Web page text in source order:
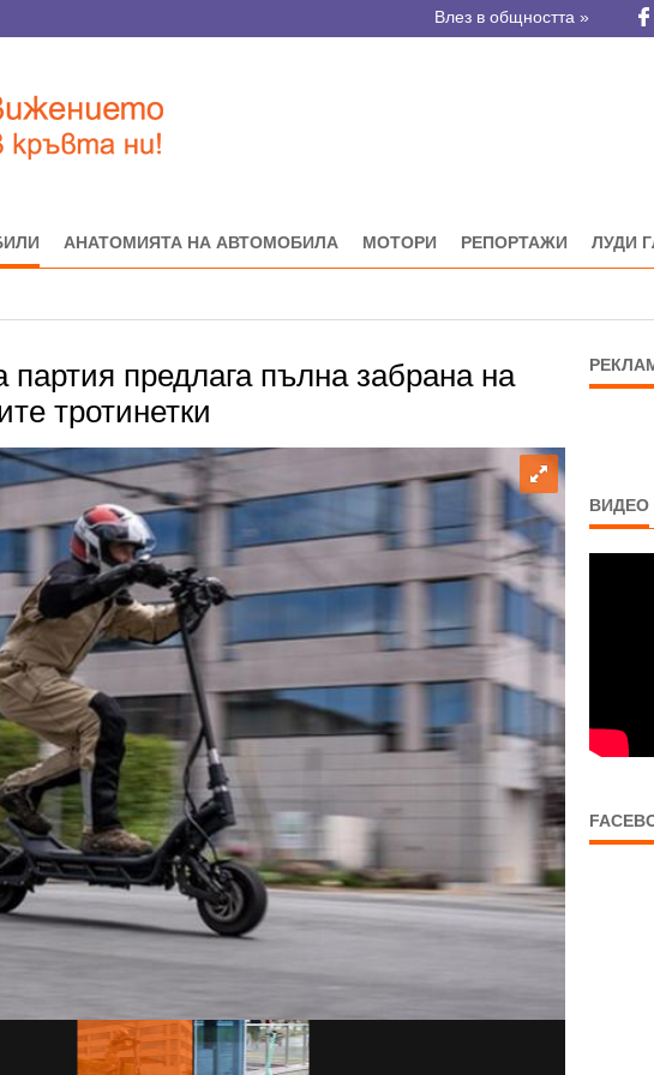
Влез в общността »
АНАТОМИЯТА НА АВТОМОБИЛА МОТОРИ РЕПОРТАЖИ ЛУДИ
партия предлага пълна забрана на
тротинетки
ВИДЕО